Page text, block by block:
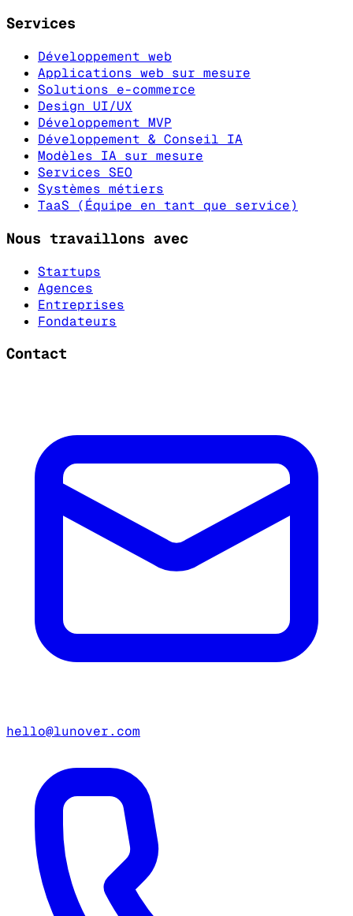
Services
Développement web
Applications web sur mesure
Solutions e-commerce
Design UI/UX
Développement MVP
Développement & Conseil IA
Modèles IA sur mesure
Services SEO
Systèmes métiers
TaaS (Équipe en tant que service)
Nous travaillons avec
Startups
Agences
Entreprises
Fondateurs
Contact
hello@lunover.com